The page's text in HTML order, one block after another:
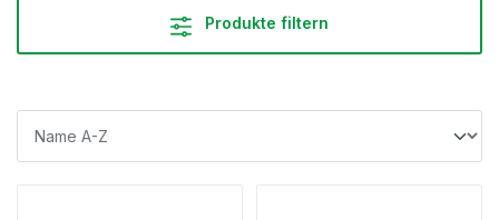
Produkte filtern